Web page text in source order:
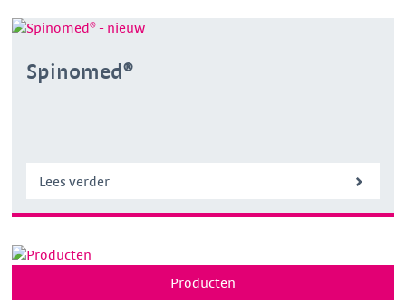
Spinomed®
Lees verder
Producten